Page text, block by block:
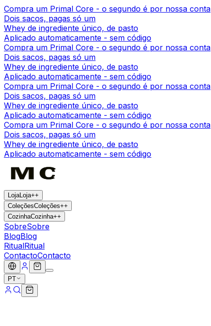
Compra um Primal Core - o segundo é por nossa conta
Dois sacos, pagas só um
Whey de ingrediente único, de pasto
Aplicado automaticamente - sem código
Compra um Primal Core - o segundo é por nossa conta
Dois sacos, pagas só um
Whey de ingrediente único, de pasto
Aplicado automaticamente - sem código
Compra um Primal Core - o segundo é por nossa conta
Dois sacos, pagas só um
Whey de ingrediente único, de pasto
Aplicado automaticamente - sem código
Compra um Primal Core - o segundo é por nossa conta
Dois sacos, pagas só um
Whey de ingrediente único, de pasto
Aplicado automaticamente - sem código
LojaLoja++
ColeçõesColeções++
CozinhaCozinha++
SobreSobre
BlogBlog
RitualRitual
ContactoContacto
PT